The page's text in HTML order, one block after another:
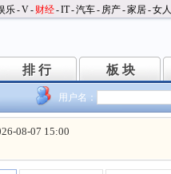
乐-V- 财经-IT-汽车- 房产-家居-女人
排 行
排 行 板 块
板 块
用户名：
08-07 15:00